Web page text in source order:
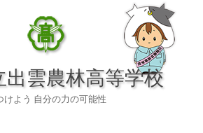
出雲農林高等学校
けよう 自分の力の可能性